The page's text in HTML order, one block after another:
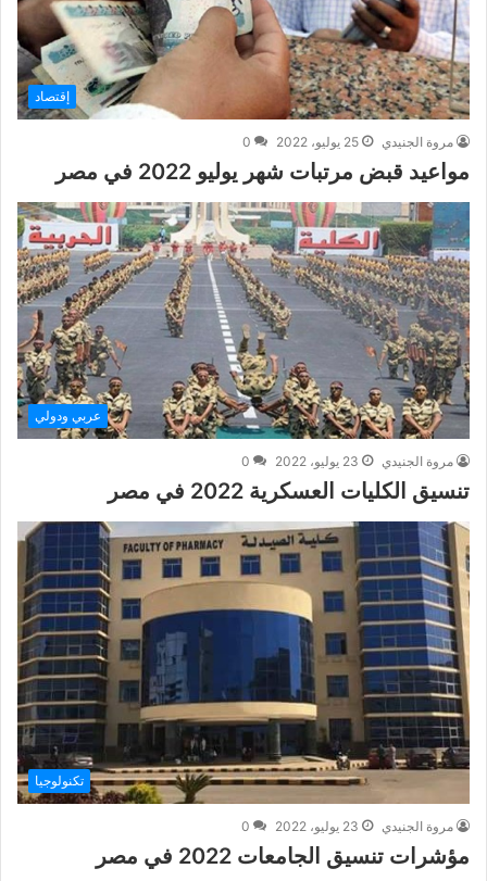
إقتصاد
مروة الجنيدي 25 يوليو، 2022 0
مواعيد قبض مرتبات شهر يوليو 2022 في مصر
عربي ودولي
مروة الجنيدي 23 يوليو، 2022 0
تنسيق الكليات العسكرية 2022 في مصر
تكنولوجيا
مروة الجنيدي 23 يوليو، 2022 0
مؤشرات تنسيق الجامعات 2022 في مصر